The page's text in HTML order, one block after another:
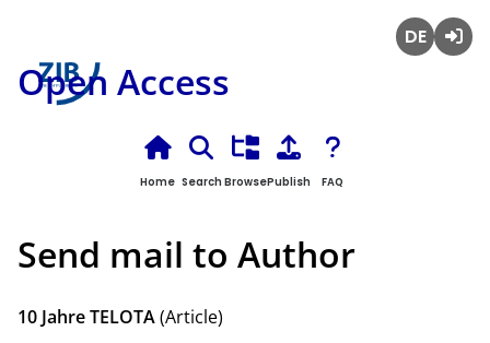
Open Access
Home Search BrowsePublish FAQ
Send mail to Author
10 Jahre TELOTA(Article)